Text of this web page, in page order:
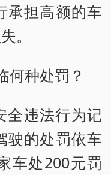
承担高额的车
。
何种处罚？
全违法行为记
驶的处罚依车
车处200元罚